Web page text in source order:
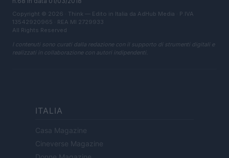
Copyright © 2026 · Think — Edito in Italia da AdHub Media · P.IVA
13542920965 · REA MI 2729933
All Rights Reserved
I contenuti sono curati dalla redazione con il supporto di strumenti digitali e
realizzati in collaborazione con autori indipendenti.
ITALIA
Casa Magazine
Cineverse Magazine